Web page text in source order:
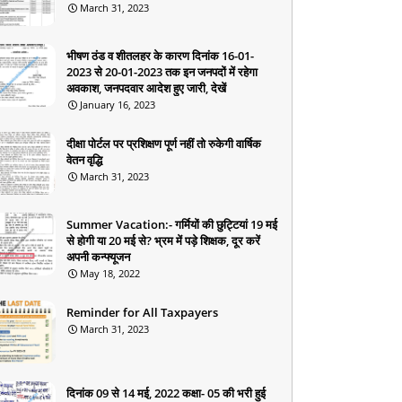
March 31, 2023
भीषण ठंड व शीतलहर के कारण दिनांक 16-01-
2023 से 20-01-2023 तक इन जनपदों में रहेगा
अवकाश, जनपदवार आदेश हुए जारी, देखें
January 16, 2023
दीक्षा पोर्टल पर प्रशिक्षण पूर्ण नहीं तो रुकेगी वार्षिक
वेतन वृद्धि
March 31, 2023
Summer Vacation:- गर्मियों की छुट्टियां 19 मई
से होगी या 20 मई से? भ्रम में पड़े शिक्षक, दूर करें
अपनी कन्फ्यूजन
May 18, 2022
Reminder for All Taxpayers
March 31, 2023
दिनांक 09 से 14 मई, 2022 कक्षा- 05 की भरी हुई